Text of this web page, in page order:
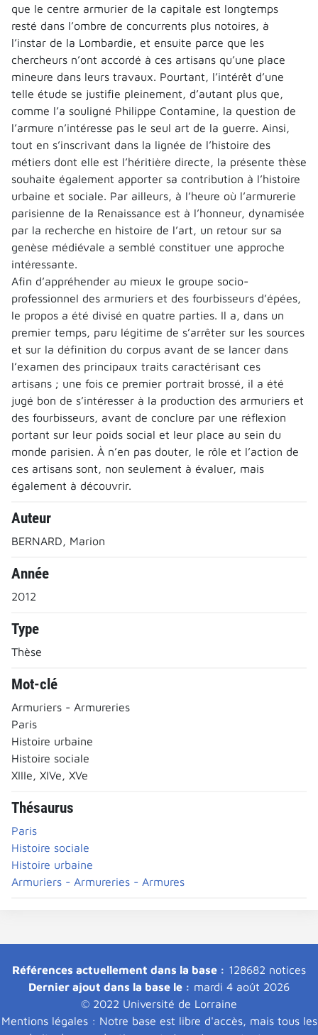
que le centre armurier de la capitale est longtemps
resté dans l’ombre de concurrents plus notoires, à
l’instar de la Lombardie, et ensuite parce que les
chercheurs n’ont accordé à ces artisans qu’une place
mineure dans leurs travaux. Pourtant, l’intérêt d’une
telle étude se justifie pleinement, d’autant plus que,
comme l’a souligné Philippe Contamine, la question de
l’armure n’intéresse pas le seul art de la guerre. Ainsi,
tout en s’inscrivant dans la lignée de l’histoire des
métiers dont elle est l’héritière directe, la présente thèse
souhaite également apporter sa contribution à l’histoire
urbaine et sociale. Par ailleurs, à l’heure où l’armurerie
parisienne de la Renaissance est à l’honneur, dynamisée
par la recherche en histoire de l’art, un retour sur sa
genèse médiévale a semblé constituer une approche
intéressante.
Afin d’appréhender au mieux le groupe socio-
professionnel des armuriers et des fourbisseurs d’épées,
le propos a été divisé en quatre parties. Il a, dans un
premier temps, paru légitime de s’arrêter sur les sources
et sur la définition du corpus avant de se lancer dans
l’examen des principaux traits caractérisant ces
artisans ; une fois ce premier portrait brossé, il a été
jugé bon de s’intéresser à la production des armuriers et
des fourbisseurs, avant de conclure par une réflexion
portant sur leur poids social et leur place au sein du
monde parisien. À n’en pas douter, le rôle et l’action de
ces artisans sont, non seulement à évaluer, mais
également à découvrir.
Auteur
BERNARD, Marion
Année
2012
Type
Thèse
Mot-clé
Armuriers - Armureries
Paris
Histoire urbaine
Histoire sociale
XIIIe, XIVe, XVe
Thésaurus
Paris
Histoire sociale
Histoire urbaine
Armuriers - Armureries - Armures
Références actuellement dans la base : 128682 notices
Dernier ajout dans la base le : mardi 4 août 2026
© 2022 Université de Lorraine
Mentions légales : Notre base est libre d'accès, mais tous les